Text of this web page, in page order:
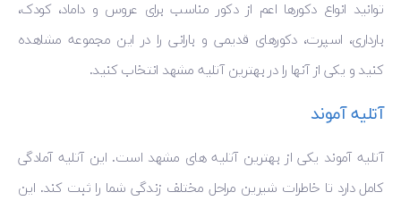
توانید انواع دکورها اعم از دکور مناسب برای عروس و داماد، کودک،
بارداری، اسپرت، دکورهای قدیمی و بارانی را در این مجموعه مشاهده
کنید و یکی از آنها را در بهترین آتلیه مشهد انتخاب کنید.
آتلیه آموند
آتلیه آموند یکی از بهترین آتلیه های مشهد است. این آتلیه آمادگی
کامل دارد تا خاطرات شیرین مراحل مختلف زندگی شما را ثبت کند. این